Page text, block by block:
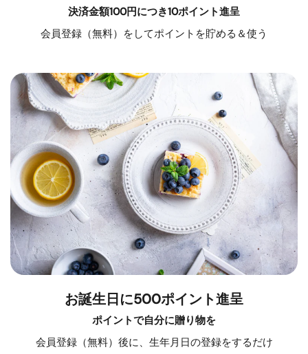
決済金額100円につき10ポイント進呈
会員登録（無料）をしてポイントを貯める＆使う
お誕生日に500ポイント進呈
ポイントで自分に贈り物を
会員登録（無料）後に、生年月日の登録をするだけ